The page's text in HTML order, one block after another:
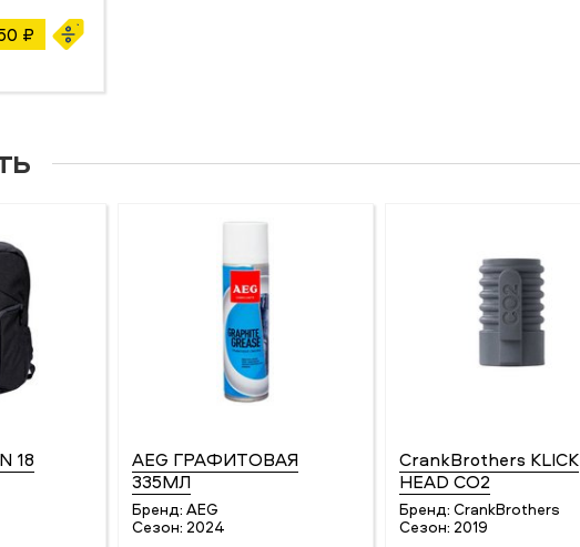
₽
18
AEG ГРАФИТОВАЯ
335МЛ
Бренд: AEG
Сезон: 2024
CrankBrothers KLICK
HEAD CO2
Бренд: CrankBrothers
Сезон: 2019